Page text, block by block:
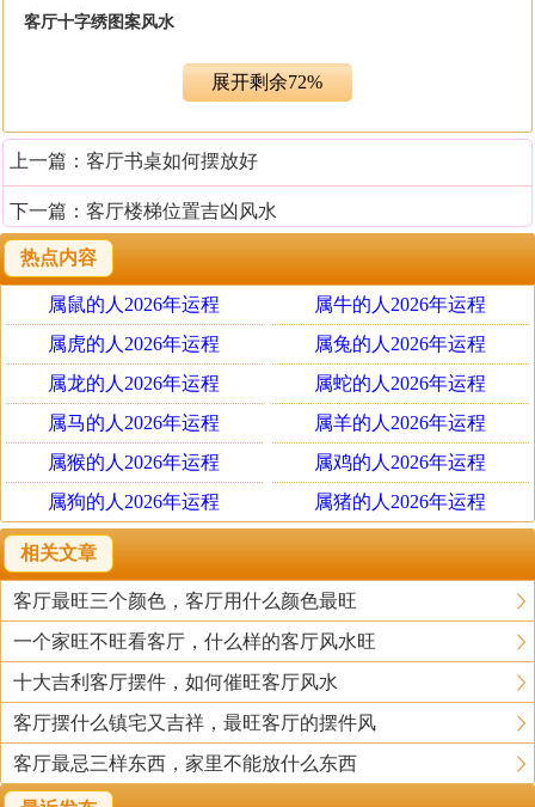
客厅十字绣图案风水
客厅摆放十字绣时，要确定挂画的位置与图案之间的风水，选择其
的风水禁忌。而选择动物图案作为十字绣内容时，则可结合家中成
一、在选择客厅十字绣时，各种图案的选择要根据家庭成员的属相
来悬挂，一般要选择和家庭成员相生的图案，如果遇见有时候家庭
成员之间的属相犯冲时，这是挑选十字绣图案就显得非常重要，最
好选择折中的图案，对两个人没有太大冲突的图案，从而使家庭能
够在和谐的氛围中继续。
附：十二生肖相生相克表
属鼠——（相克生肖：羊、马），（相生生肖龙、猴、牛）
属牛——（相克生肖：马、羊），（相生生肖鼠、蛇、鸡）
属虎——（相克生肖：蛇、猴），(相生生肖马、狗、猪)
属兔——（相克生肖：龙、鸡），(相生生肖羊、狗、猪)
属龙——（相克生肖：狗、兔），(相生生肖鼠、猴、鸡)
属蛇——（相克生肖：虎、猪），(相生生肖牛、鸡、猴)
属马——（相克生肖：鼠、牛），(相生生肖虎、羊、狗)
属羊——（相克生肖：鼠、牛），(相生生肖兔、马、猪)
属猴——（相克生肖：虎、猪），(相生生肖鼠、龙、蛇)
属鸡——（相克生肖：兔、狗），(相生生肖牛、龙、蛇)
展开剩余72%
上一篇： 客厅书桌如何摆放好
下一篇： 客厅楼梯位置吉凶风水
热点内容
属鼠的人2026年运程
属牛的人2026年运程
属虎的人2026年运程
属兔的人2026年运程
属龙的人2026年运程
属蛇的人2026年运程
属马的人2026年运程
属羊的人2026年运程
属猴的人2026年运程
属鸡的人2026年运程
属狗的人2026年运程
属猪的人2026年运程
相关文章
客厅最旺三个颜色，客厅用什么颜色最旺
一个家旺不旺看客厅，什么样的客厅风水旺
十大吉利客厅摆件，如何催旺客厅风水
客厅摆什么镇宅又吉祥，最旺客厅的摆件风
客厅最忌三样东西，家里不能放什么东西